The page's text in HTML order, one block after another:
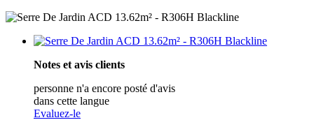
Notes et avis clients
personne n'a encore posté d'avis
dans cette langue
Evaluez-le